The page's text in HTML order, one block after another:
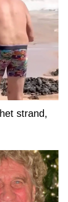
strand,